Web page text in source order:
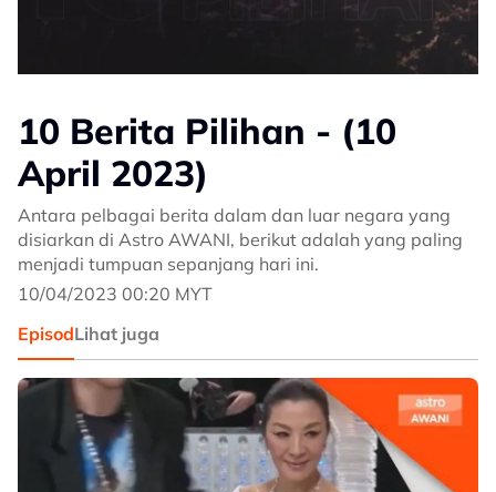
10 Berita Pilihan - (10
April 2023)
Antara pelbagai berita dalam dan luar negara yang
disiarkan di Astro AWANI, berikut adalah yang paling
menjadi tumpuan sepanjang hari ini.
10/04/2023 00:20 MYT
EpisodLihat juga